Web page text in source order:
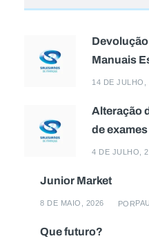
Manuais
14 DE JULHO,
Alteração
de exames
4 DE JULHO,
Junior Market
8 DE MAIO, 2026 POR
Que futuro?